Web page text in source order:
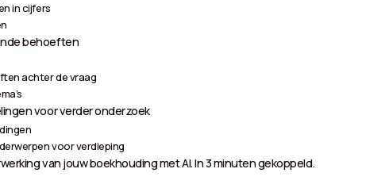
in cijfers
behoeften
achter de vraag
voor verder onderzoek
voor verdieping
van jouw boekhouding met AI. In 3 minuten gekoppeld.